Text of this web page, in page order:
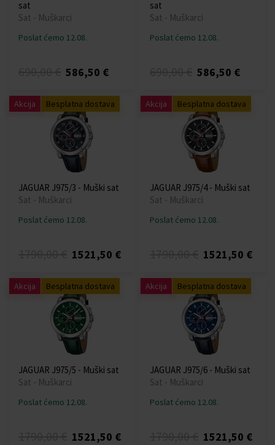
sat
Sat - Muškarci
Poslat ćemo 12.08.
586,50 €
sat
Sat - Muškarci
Poslat ćemo 12.08.
586,50 €
Akcija Besplatna dostava
JAGUAR J975/3 - Muški sat
Sat - Muškarci
Poslat ćemo 12.08.
1521,50 €
Akcija Besplatna dostava
JAGUAR J975/4 - Muški sat
Sat - Muškarci
Poslat ćemo 12.08.
1521,50 €
Akcija Besplatna dostava
JAGUAR J975/5 - Muški sat
Sat - Muškarci
Poslat ćemo 12.08.
1521,50 €
Akcija Besplatna dostava
JAGUAR J975/6 - Muški sat
Sat - Muškarci
Poslat ćemo 12.08.
1521,50 €